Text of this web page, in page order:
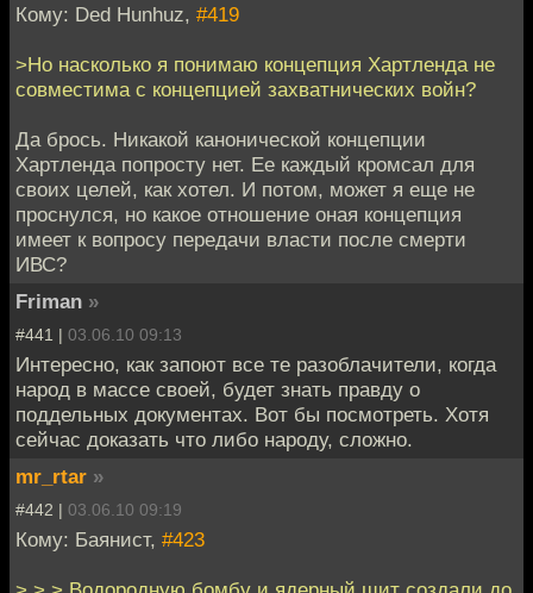
Кому: Ded Hunhuz, #419
>Но насколько я понимаю концепция Хартленда не
совместима с концепцией захватнических войн?
Да брось. Никакой канонической концепции
Хартленда попросту нет. Ее каждый кромсал для
своих целей, как хотел. И потом, может я еще не
проснулся, но какое отношение оная концепция
имеет к вопросу передачи власти после смерти
ИВС?
Friman »
#441 | 03.06.10 09:13
Интересно, как запоют все те разоблачители, когда
народ в массе своей, будет знать правду о
поддельных документах. Вот бы посмотреть. Хотя
сейчас доказать что либо народу, сложно.
mr_rtar »
#442 | 03.06.10 09:19
Кому: Баянист, #423